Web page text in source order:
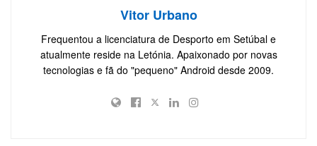
Vitor Urbano
Frequentou a licenciatura de Desporto em Setúbal e
atualmente reside na Letónia. Apaixonado por novas
tecnologias e fã do "pequeno" Android desde 2009.